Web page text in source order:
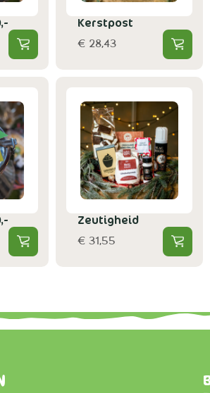
Kerstpost
€ 28,43
Zeutigheid
€ 31,55